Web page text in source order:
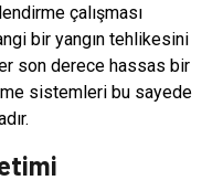
çalışması
bir yangın tehlikesini
son derece hassas bir
sistemleri bu sayede